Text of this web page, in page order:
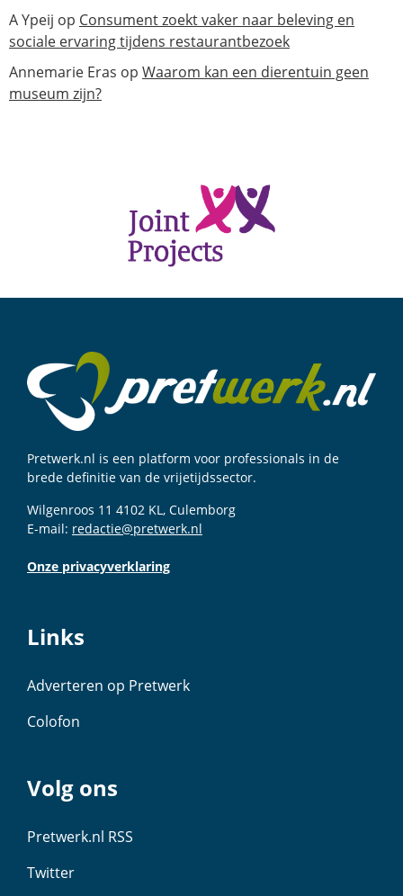
A Ypeij op Consument zoekt vaker naar beleving en
sociale ervaring tijdens restaurantbezoek
Annemarie Eras op Waarom kan een dierentuin geen
museum zijn?
Pretwerk.nl is een platform voor professionals in de
brede definitie van de vrijetijdssector.
Wilgenroos 11 4102 KL, Culemborg
E-mail: redactie@pretwerk.nl
Onze privacyverklaring
Links
Adverteren op Pretwerk
Colofon
Volg ons
Pretwerk.nl RSS
Twitter